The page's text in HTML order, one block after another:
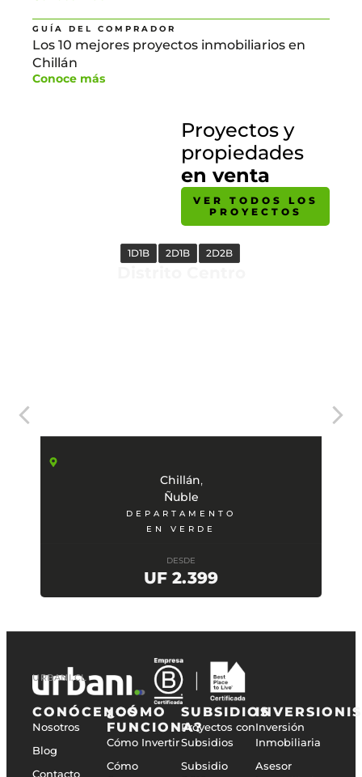
GUÍA DEL COMPRADOR
Los 10 mejores proyectos inmobiliarios en
Chillán
Conoce más
Proyectos y
propiedades
en venta
VER TODOS LOS
PROYECTOS
1D1B 2D1B 2D2B
Chillán,
Ñuble
DEPARTAMENTO
EN VERDE
DESDE
UF 2.399
URBANI.CL
CONÓCENOS
Nosotros
Blog
Contacto
¿CÓMO
FUNCIONA?
Cómo Invertir
Cómo
SUBSIDIOS
Proyectos con
Subsidios
Subsidio
Inversión
Inmobiliaria
Asesor